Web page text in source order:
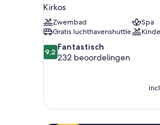
Kirkos
Zwembad
Spa
Gratis luchthavenshuttle
9.2
van
beoordelingen
9,2 Fantastisch
232 beoordelingen